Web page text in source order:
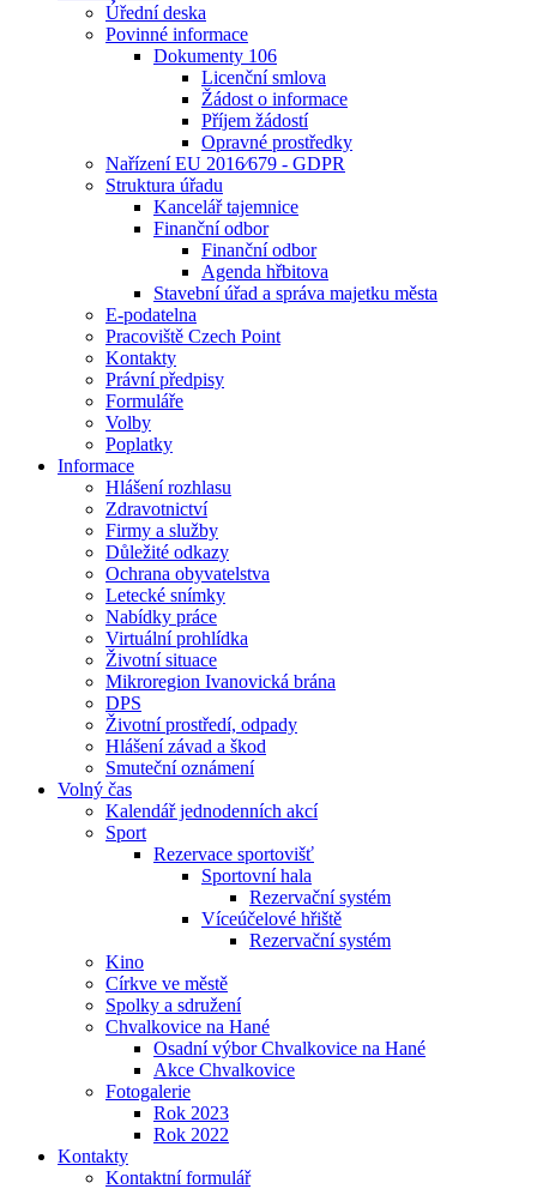
Úřední deska
Povinné informace
Dokumenty 106
Licenční smlova
Žádost o informace
Příjem žádostí
Opravné prostředky
Nařízení EU 2016⁄679 - GDPR
Struktura úřadu
Kancelář tajemnice
Finanční odbor
Finanční odbor
Agenda hřbitova
Stavební úřad a správa majetku města
E-podatelna
Pracoviště Czech Point
Kontakty
Právní předpisy
Formuláře
Volby
Poplatky
Informace
Hlášení rozhlasu
Zdravotnictví
Firmy a služby
Důležité odkazy
Ochrana obyvatelstva
Letecké snímky
Nabídky práce
Virtuální prohlídka
Životní situace
Mikroregion Ivanovická brána
DPS
Životní prostředí, odpady
Hlášení závad a škod
Smuteční oznámení
Volný čas
Kalendář jednodenních akcí
Sport
Rezervace sportovišť
Sportovní hala
Rezervační systém
Víceúčelové hřiště
Rezervační systém
Kino
Církve ve městě
Spolky a sdružení
Chvalkovice na Hané
Osadní výbor Chvalkovice na Hané
Akce Chvalkovice
Fotogalerie
Rok 2023
Rok 2022
Kontakty
Kontaktní formulář